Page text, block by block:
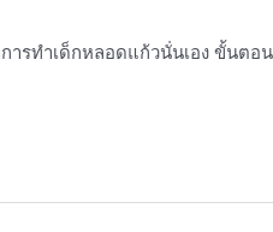
รทำเด็กหลอดแก้วนั่นเอง ขั้นต